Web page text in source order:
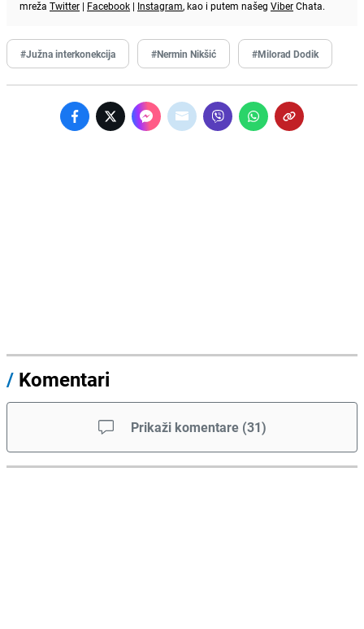
mreža Twitter | Facebook | Instagram, kao i putem našeg ViberChata.
#Južna interkonekcija #Nermin Nikšić #Milorad Dodik
/ Komentari
Prikaži komentare (31)